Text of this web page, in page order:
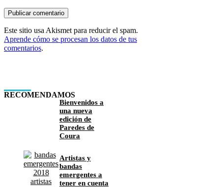
Este sitio usa Akismet para reducir el spam.
Aprende cómo se procesan los datos de tus
comentarios.
RECOMENDAMOS
Bienvenidos a
una nueva
edición de
Paredes de
Coura
Artistas y
bandas
emergentes a
tener en cuenta